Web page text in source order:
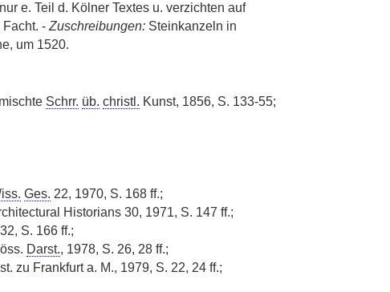
e. Teil d. Kölner Textes u. verzichten auf
Facht. - Zuschreibungen:Steinkanzeln in
um 1520.
Schrr. üb. christl. Kunst, 1856, S. 133-55;
Ges. 22, 1970, S. 168 ff.;
Historians 30, 1971, S. 147 ff.;
32, S. 166 ff.;
Darst., 1978, S. 26, 28 ff.;
zu Frankfurt a. M., 1979, S. 22, 24 ff.;